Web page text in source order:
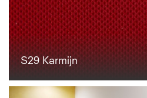
S29 Karmijn